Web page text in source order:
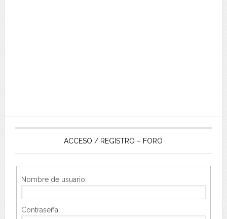
ACCESO / REGISTRO – FORO
Nombre de usuario:
Contraseña: